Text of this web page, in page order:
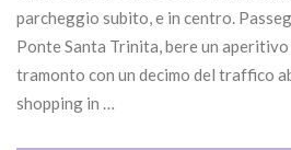
parcheggio subito, e in centro.
Ponte Santa Trinita, bere un
tramonto con un decimo del traffico
shopping in …